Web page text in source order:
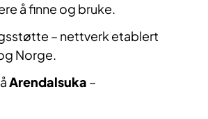
å finne og bruke.
– nettverk etablert
Norge.
Arendalsuka –